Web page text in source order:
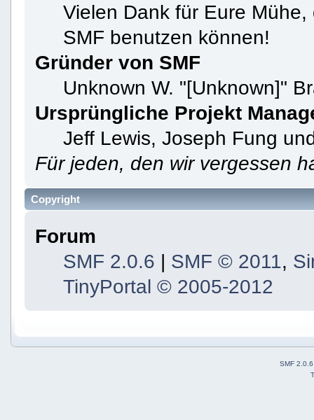
Vielen Dank für Eure
SMF benutzen können!
Gründer von SMF
Unknown W. "[Unknown]"
Ursprüngliche Projekt
Jeff Lewis, Joseph Fung
Für jeden, den wir vergessen
Copyright
Forum
SMF 2.0.6 | SMF © 2011,
TinyPortal © 2005-2012
SMF 2.0.6